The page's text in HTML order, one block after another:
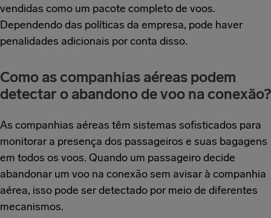
vendidas como um pacote completo de voos.
Dependendo das políticas da empresa, pode haver
penalidades adicionais por conta disso.
Como as companhias aéreas podem
detectar o abandono de voo na conexão?
As companhias aéreas têm sistemas sofisticados para
monitorar a presença dos passageiros e suas bagagens
em todos os voos. Quando um passageiro decide
abandonar um voo na conexão sem avisar à companhia
aérea, isso pode ser detectado por meio de diferentes
mecanismos.